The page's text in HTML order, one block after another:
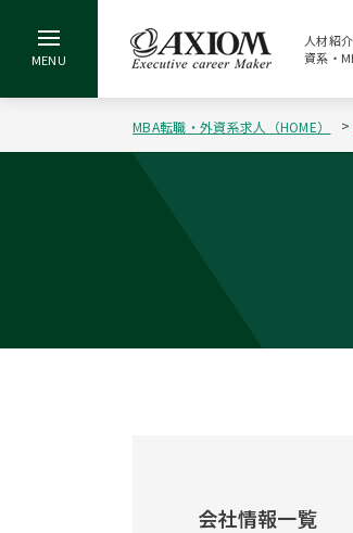
人材紹
資系・
MBA転職・外資系求人（HOME）
会社情報一覧